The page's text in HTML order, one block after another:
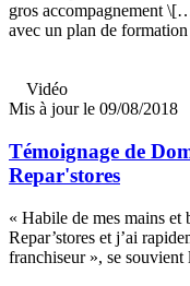
gros accompagnement
avec un plan de
Vidéo
Mis à jour le 09/08/2018
Témoignage de
Repar'stores
« Habile de mes mains et
Repar’stores et j’ai
franchiseur », se souvient